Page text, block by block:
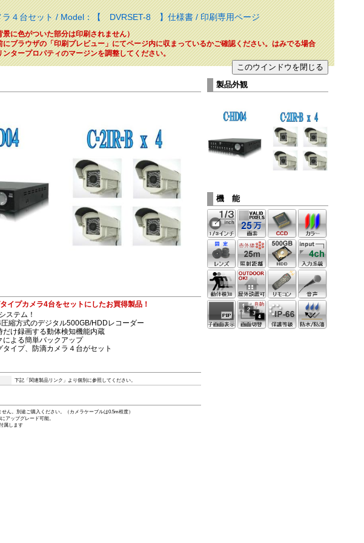
ラ４台セット / Model：【 DVRSET-8 】仕様書 / 印刷専用ページ
に色がついた部分は印刷されません）
ブラウザの「印刷プレビュー」にてページ内に収まっているかご確認ください。はみでる場合
ンタープロパティのマージンを調整してください。
イプカメラ4台をセットにしたお買得製品！
ステム！
縮方式のデジタル500GB/HDDレコーダー
だけ録画する動体検知機能内蔵
による簡単バックアップ
イプ、防滴カメラ４台がセット
下記「関連製品リンク」より個別に参照してください。
ん。別途ご購入ください。（カメラケーブルは0.5m程度）
アップグレード可能。
属します
製品外観
機 能